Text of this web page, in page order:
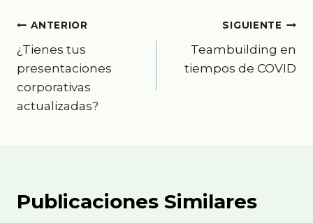
Navegación
de
entradas
ANTERIOR
¿Tienes tus
presentaciones
corporativas
actualizadas?
SIGUIENTE
Teambuilding en
tiempos de COVID
Publicaciones Similares